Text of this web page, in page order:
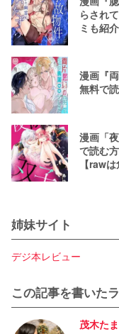
らされ
ミも紹
漫画『
無料で
漫画「
で読む
【rawは
姉妹サイト
デジ本レビュー
この記事を書いた
茂木た